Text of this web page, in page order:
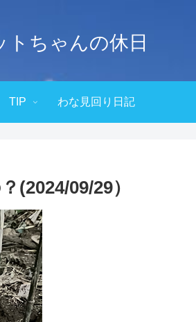
トちゃんの休日
TIP わな見回り日記
(2024/09/29）